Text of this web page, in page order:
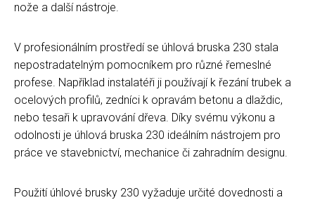
nože a další nástroje.
V profesionálním prostředí se úhlová bruska 230 stala
nepostradatelným pomocníkem pro různé řemeslné
profese. Například instalatéři ji používají k řezání trubek a
ocelových profilů, zedníci k opravám betonu a dlaždic,
nebo tesaři k upravování dřeva. Díky svému výkonu a
odolnosti je úhlová bruska 230 ideálním nástrojem pro
práce ve stavebnictví, mechanice či zahradním designu.
Použití úhlové brusky 230 vyžaduje určité dovednosti a